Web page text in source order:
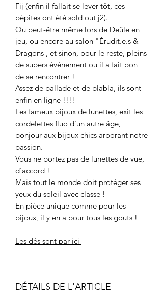
Fij (enfin il fallait se lever tôt, ces
pépites ont été sold out j2).
Ou peut-être même lors de Deûle en
jeu, ou encore au salon "Érudit.e.s &
Dragons , et sinon, pour le reste, pleins
de supers événement ou il a fait bon
de se rencontrer !
Assez de ballade et de blabla, ils sont
enfin en ligne !!!!
Les fameux bijoux de lunettes, exit les
cordelettes fluo d'un autre âge,
bonjour aux bijoux chics arborant notre
passion.
Vous ne portez pas de lunettes de vue,
d'accord !
Mais tout le monde doit protéger ses
yeux du soleil avec classe !
En pièce unique comme pour les
bijoux, il y en a pour tous les gouts !
Les dés sont par ici
DÉTAILS DE L'ARTICLE